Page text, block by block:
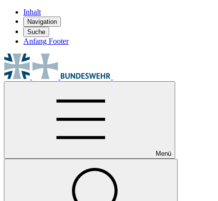
Inhalt
Navigation
Suche
Anfang Footer
Menü